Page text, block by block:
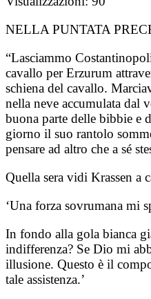
NELLA PUNTATA
“Lasciammo
cavallo per Erzurum
schiena del cavallo.
nella neve accumulata dal
buona parte delle bibbie e
giorno il suo rantolo
pensare ad altro che a sé
Quella sera vidi Krassen a
‘Una forza sovrumana mi
In fondo alla gola bianca
indifferenza? Se Dio mi
illusione. Questo è il
tale assistenza.’